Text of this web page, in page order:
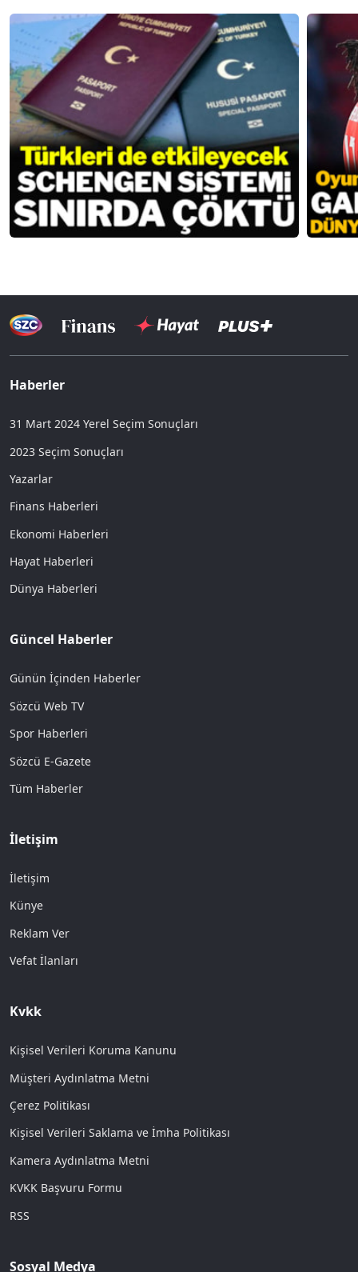
Haberler
31 Mart 2024 Yerel Seçim Sonuçları
2023 Seçim Sonuçları
Yazarlar
Finans Haberleri
Ekonomi Haberleri
Hayat Haberleri
Dünya Haberleri
Güncel Haberler
Günün İçinden Haberler
Sözcü Web TV
Spor Haberleri
Sözcü E-Gazete
Tüm Haberler
İletişim
İletişim
Künye
Reklam Ver
Vefat İlanları
Kvkk
Kişisel Verileri Koruma Kanunu
Müşteri Aydınlatma Metni
Çerez Politikası
Kişisel Verileri Saklama ve İmha Politikası
Kamera Aydınlatma Metni
KVKK Başvuru Formu
RSS
Sosyal Medya